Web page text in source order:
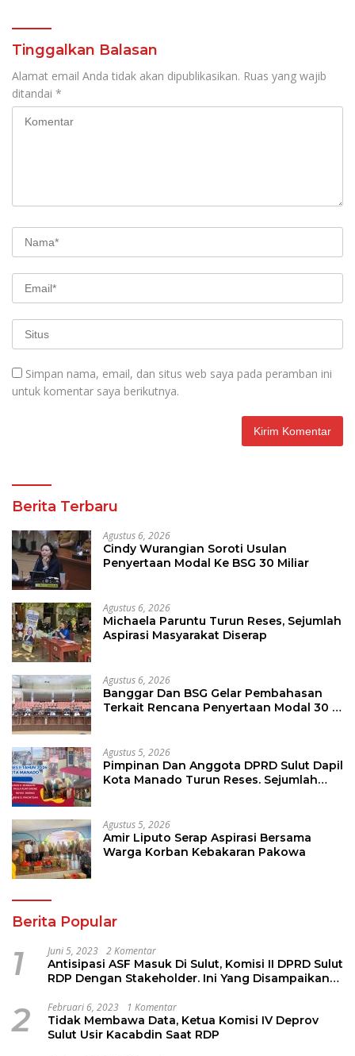
Tinggalkan Balasan
Alamat email Anda tidak akan dipublikasikan. Ruas yang wajib
ditandai *
Simpan nama, email, dan situs web saya pada peramban ini
untuk komentar saya berikutnya.
Berita Terbaru
Agustus 6, 2026
Cindy Wurangian Soroti Usulan
Penyertaan Modal Ke BSG 30 Miliar
Agustus 6, 2026
Michaela Paruntu Turun Reses, Sejumlah
Aspirasi Masyarakat Diserap
Agustus 6, 2026
Banggar Dan BSG Gelar Pembahasan
Terkait Rencana Penyertaan Modal 30 M
Agustus 5, 2026
Pimpinan Dan Anggota DPRD Sulut Dapil
Kota Manado Turun Reses. Sejumlah
Agustus 5, 2026
Amir Liputo Serap Aspirasi Bersama
Warga Korban Kebakaran Pakowa
Berita Popular
1 Juni 5, 2023 2 Komentar
Antisipasi ASF Masuk Di Sulut, Komisi II DPRD Sulut
RDP Dengan Stakeholder. Ini Yang Disampaikan
2 Februari 6, 2023 1 Komentar
Tidak Membawa Data, Ketua Komisi IV Deprov
Sulut Usir Kacabdin Saat RDP